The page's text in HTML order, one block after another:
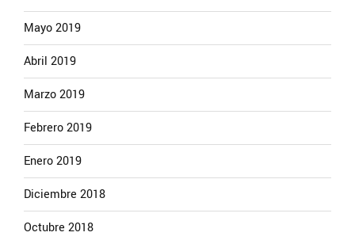
Mayo 2019
Abril 2019
Marzo 2019
Febrero 2019
Enero 2019
Diciembre 2018
Octubre 2018